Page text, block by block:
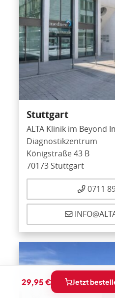
29,95 € Jetzt
Stuttgart
ALTA Klinik im Beyond
Diagnostikzentrum
Königstraße 43 B
70173 Stuttgart
0711